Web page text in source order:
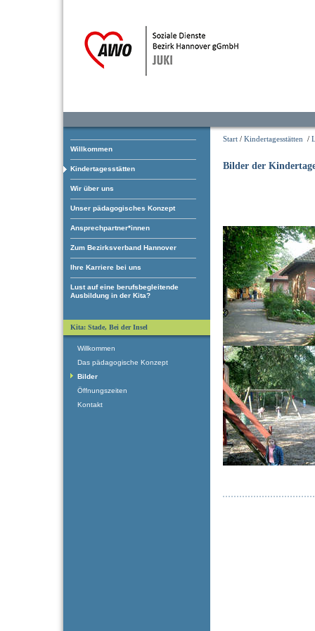
Willkommen
Kindertagesstätten
Wir über uns
Unser pädagogisches Konzept
Ansprechpartner*innen
Zum Bezirksverband Hannover
Ihre Karriere bei uns
Lust auf eine berufsbegleitende
Ausbildung in der Kita?
Start / Kindertagesstätten /
Bilder der
Kita: Stade, Bei der Insel
Willkommen
Das pädagogische Konzept
Bilder
Öffnungszeiten
Kontakt